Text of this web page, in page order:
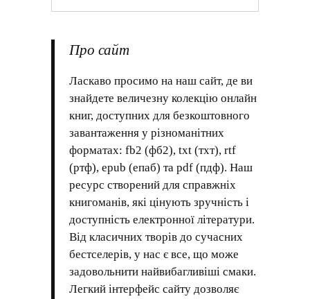
Про сайт
Ласкаво просимо на наш сайт, де ви
знайдете величезну колекцію онлайн
книг, доступних для безкоштовного
завантаження у різноманітних
форматах: fb2 (фб2), txt (тхт), rtf
(ртф), epub (епаб) та pdf (пдф). Наш
ресурс створений для справжніх
книгоманів, які цінують зручність і
доступність електронної літератури.
Від класичних творів до сучасних
бестселерів, у нас є все, що може
задовольнити найвибагливіші смаки.
Легкий інтерфейс сайту дозволяє